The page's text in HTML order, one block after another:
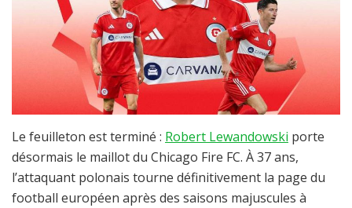
Le feuilleton est terminé : Robert Lewandowski porte
désormais le maillot du Chicago Fire FC. À 37 ans,
l’attaquant polonais tourne définitivement la page du
football européen après des saisons majuscules à